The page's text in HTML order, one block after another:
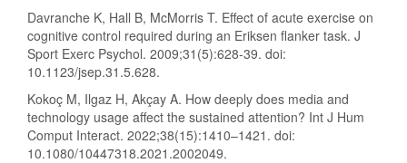
Davranche K, Hall B, McMorris T. Effect of acute exercise on
cognitive control required during an Eriksen flanker task. J
Sport Exerc Psychol. 2009;31(5):628-39. doi:
10.1123/jsep.31.5.628.
Kokoç M, Ilgaz H, Akçay A. How deeply does media and
technology usage affect the sustained attention? Int J Hum
Comput Interact. 2022;38(15):1410–1421. doi:
10.1080/10447318.2021.2002049.